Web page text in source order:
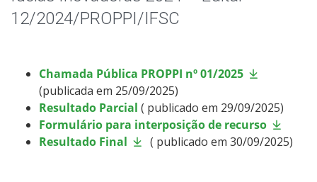
12/2024/PROPPI/IFSC
Chamada Pública PROPPI nº 01/2025
(publicada em 25/09/2025)
Resultado Parcial ( publicado em 29/09/2025)
Formulário para interposição de recurso
Resultado Final
( publicado em 30/09/2025)